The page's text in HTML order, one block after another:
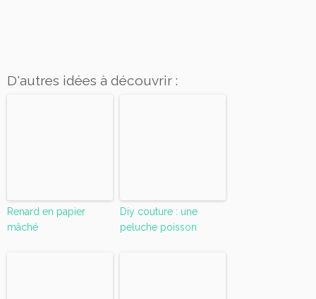
D'autres idées à découvrir :
Renard en papier
mâché
Diy couture : une
peluche poisson